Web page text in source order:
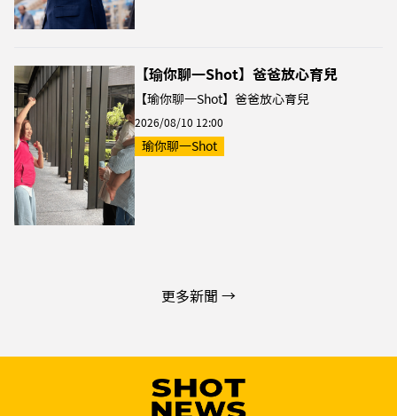
【瑜你聊一Shot】爸爸放心育兒
【瑜你聊一Shot】爸爸放心育兒
2026/08/10 12:00
瑜你聊一Shot
更多新聞 →